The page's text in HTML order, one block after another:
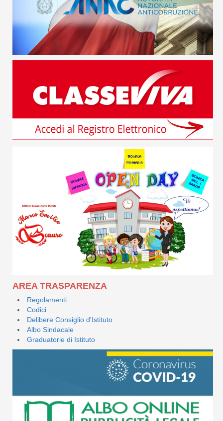
AREA TRASPARENZA
Regolamenti
Codici
Delibere Consiglio d'Istituto
Albo Sindacale
Graduatorie di Istituto